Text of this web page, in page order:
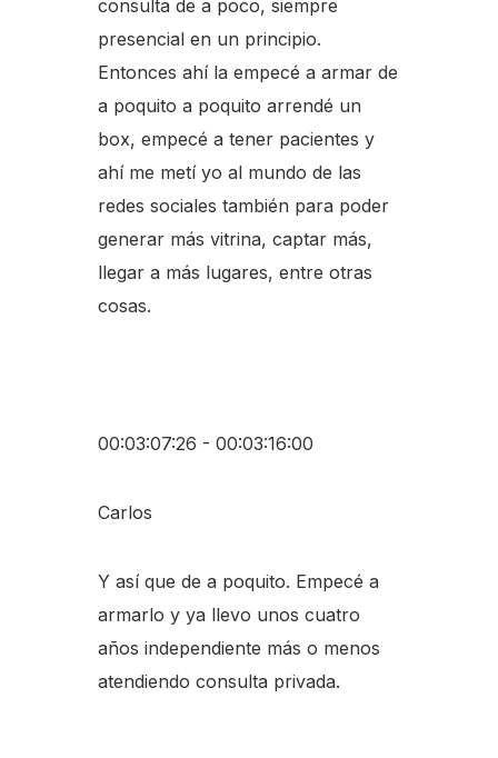
consulta de a poco, siempre
presencial en un principio.
Entonces ahí la empecé a armar de
a poquito a poquito arrendé un
box, empecé a tener pacientes y
ahí me metí yo al mundo de las
redes sociales también para poder
generar más vitrina, captar más,
llegar a más lugares, entre otras
cosas.
00:03:07:26 - 00:03:16:00
Carlos
Y así que de a poquito. Empecé a
armarlo y ya llevo unos cuatro
años independiente más o menos
atendiendo consulta privada.